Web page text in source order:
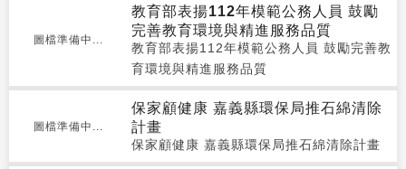
圖檔準備中...
教育部表揚112年模範公務人員 鼓勵
完善教育環境與精進服務品質
教育部表揚112年模範公務人員 鼓勵完善教
育環境與精進服務品質
圖檔準備中...
保家顧健康 嘉義縣環保局推石綿清除
計畫
保家顧健康 嘉義縣環保局推石綿清除計畫